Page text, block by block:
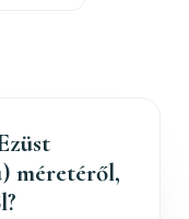
méretéről,